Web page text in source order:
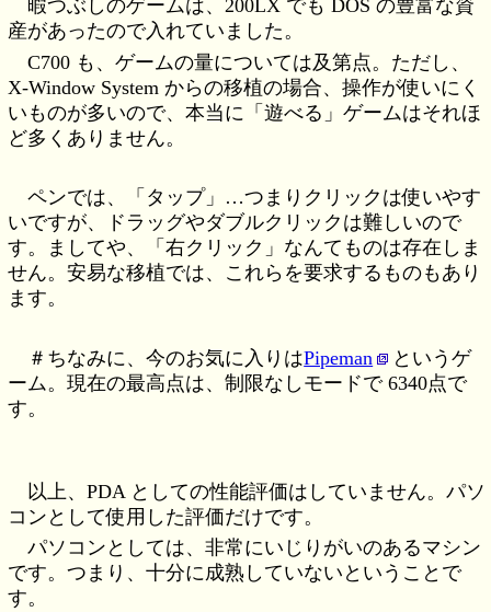
暇つぶしのゲームは、200LX でも DOS の豊富な資
産があったので入れていました。
C700 も、ゲームの量については及第点。ただし、
X-Window System からの移植の場合、操作が使いにく
いものが多いので、本当に「遊べる」ゲームはそれほ
ど多くありません。
ペンでは、「タップ」…つまりクリックは使いやす
いですが、ドラッグやダブルクリックは難しいので
す。ましてや、「右クリック」なんてものは存在しま
せん。安易な移植では、これらを要求するものもあり
ます。
＃ちなみに、今のお気に入りはPipeman
というゲ
ーム。現在の最高点は、制限なしモードで 6340点で
す。
以上、PDA としての性能評価はしていません。パソ
コンとして使用した評価だけです。
パソコンとしては、非常にいじりがいのあるマシン
です。つまり、十分に成熟していないということで
す。